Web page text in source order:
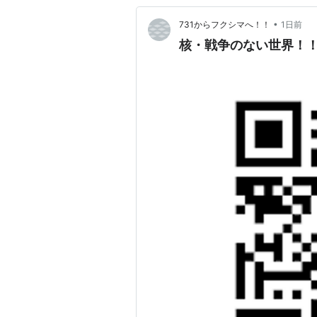
731からフクシマへ！！ • 1日前
核・戦争のない世界！